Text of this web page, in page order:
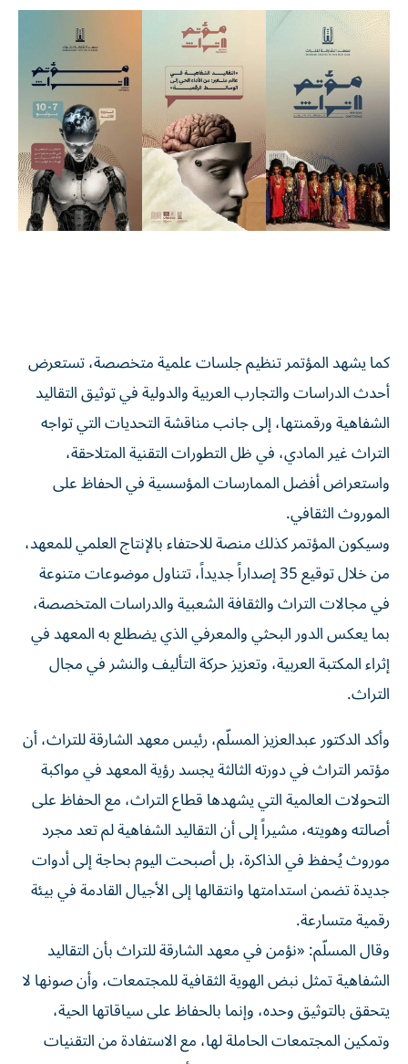
كما يشهد المؤتمر تنظيم جلسات علمية متخصصة، تستعرض
أحدث الدراسات والتجارب العربية والدولية في توثيق التقاليد
الشفاهية ورقمنتها، إلى جانب مناقشة التحديات التي تواجه
التراث غير المادي، في ظل التطورات التقنية المتلاحقة،
واستعراض أفضل الممارسات المؤسسية في الحفاظ على
الموروث الثقافي.
وسيكون المؤتمر كذلك منصة للاحتفاء بالإنتاج العلمي للمعهد،
من خلال توقيع 35 إصداراً جديداً، تتناول موضوعات متنوعة
في مجالات التراث والثقافة الشعبية والدراسات المتخصصة،
بما يعكس الدور البحثي والمعرفي الذي يضطلع به المعهد في
إثراء المكتبة العربية، وتعزيز حركة التأليف والنشر في مجال
التراث.
وأكد الدكتور عبدالعزيز المسلّم، رئيس معهد الشارقة للتراث، أن
مؤتمر التراث في دورته الثالثة يجسد رؤية المعهد في مواكبة
التحولات العالمية التي يشهدها قطاع التراث، مع الحفاظ على
أصالته وهويته، مشيراً إلى أن التقاليد الشفاهية لم تعد مجرد
موروث يُحفظ في الذاكرة، بل أصبحت اليوم بحاجة إلى أدوات
جديدة تضمن استدامتها وانتقالها إلى الأجيال القادمة في بيئة
رقمية متسارعة.
وقال المسلّم: «نؤمن في معهد الشارقة للتراث بأن التقاليد
الشفاهية تمثل نبض الهوية الثقافية للمجتمعات، وأن صونها لا
يتحقق بالتوثيق وحده، وإنما بالحفاظ على سياقاتها الحية،
وتمكين المجتمعات الحاملة لها، مع الاستفادة من التقنيات